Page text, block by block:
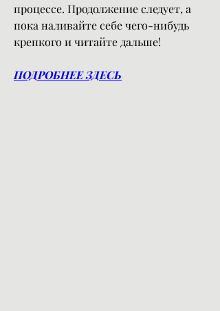
процессе. Продолжение следует, а
пока наливайте себе чего-нибудь
крепкого и читайте дальше!
ПОДРОБНЕЕ ЗДЕСЬ